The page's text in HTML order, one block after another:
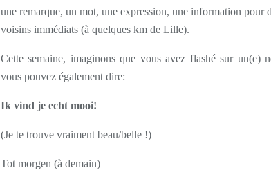
une remarque, un mot, une expression, une information
voisins immédiats (à quelques km de Lille).
Cette semaine, imaginons que vous avez flashé sur un(e)
vous pouvez également dire:
Ik vind je echt mooi!
(Je te trouve vraiment beau/belle !)
Tot morgen (à demain)